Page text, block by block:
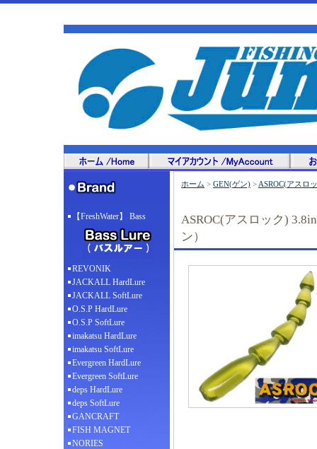
【FreshWater】 Bass
REVONIK
JACKALL HardLure
JACKALL SoftLure
O.S.P HardLure
O.S.P SoftLure
imakatsu HardLure
imakatsu SoftLure
Evergreen HardLure
Evergreen SoftLure
deps HardLure
deps SoftLure
GANCRAFT
FISH MAGNET
NORIES
ホーム > GEN(ゲン) > ASROC(アスロ
ASROC(アスロック)
ン）